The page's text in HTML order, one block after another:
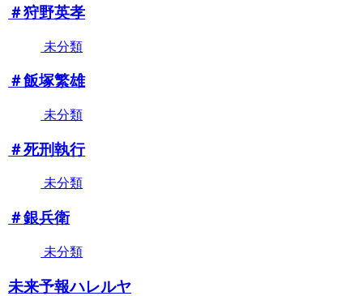
＃狩野英孝
未分類
＃飯塚繁雄
未分類
＃死刑執行
未分類
＃銀兵衛
未分類
未来予報ハレルヤ